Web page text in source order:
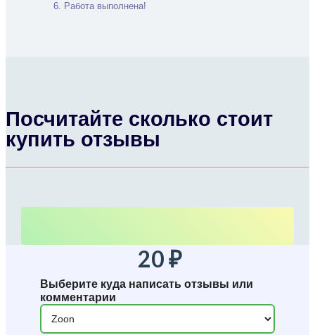
Работа выполнена!
Посчитайте сколько стоит
купить отзывы
20₽
Выберите куда написать отзывы или
комментарии